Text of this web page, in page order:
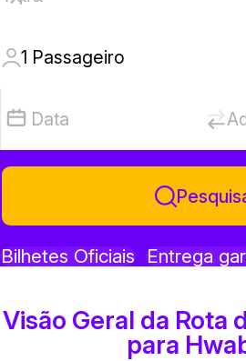
1 Passageiro
Data
Bilhetes Oficiais Entrega
Visão Geral da Rota
para